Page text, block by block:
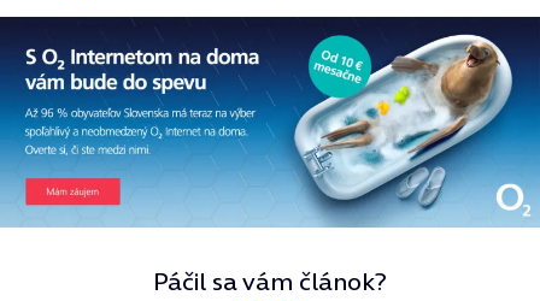
Páčil sa vám článok?